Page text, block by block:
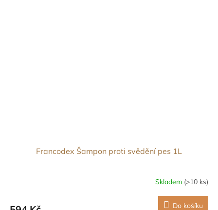
Francodex Šampon proti svědění pes 1L
Skladem (>10 ks)
Do košíku